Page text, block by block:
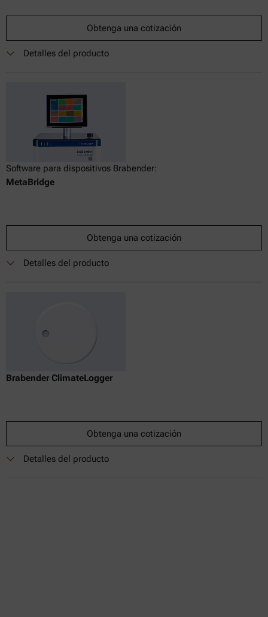
Obtenga una cotización
Detalles del producto
Software para dispositivos Brabender:
MetaBridge
Obtenga una cotización
Detalles del producto
Brabender ClimateLogger
Obtenga una cotización
Detalles del producto